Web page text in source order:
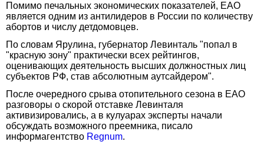
Помимо печальных экономических показателей, ЕАО
является одним из антилидеров в России по количеству
абортов и числу детдомовцев.
По словам Ярулина, губернатор Левинталь "попал в
"красную зону" практически всех рейтингов,
оценивающих деятельность высших должностных лиц
субъектов РФ, став абсолютным аутсайдером".
После очередного срыва отопительного сезона в ЕАО
разговоры о скорой отставке Левинталя
активизировались, а в кулуарах эксперты начали
обсуждать возможного преемника, писало
информагентство Regnum.